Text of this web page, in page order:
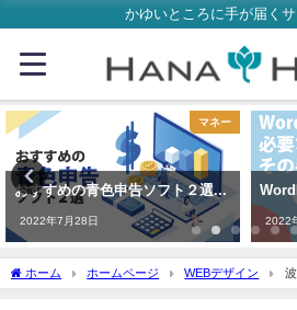
かゆいところに手が届くサ
マネー
おすすめの青色申告ソフト２選【個人事業主向け】
2022年7月28日 2022
ホーム ホームページ WEBデザイン